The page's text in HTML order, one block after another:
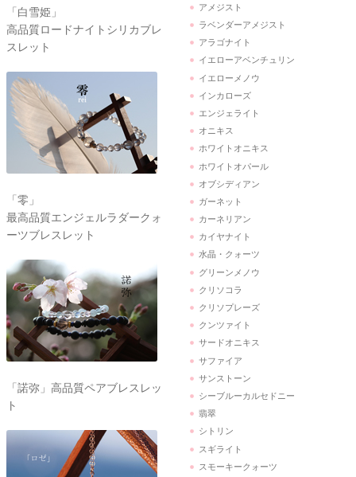
「白雪姫」
高品質ロードナイトシリカブレ
スレット
「零」
最高品質エンジェルラダークォ
ーツブレスレット
「諾弥」高品質ペアブレスレッ
ト
アメジスト
ラベンダーアメジスト
アラゴナイト
イエローアベンチュリン
イエローメノウ
インカローズ
エンジェライト
オニキス
ホワイトオニキス
ホワイトオパール
オブシディアン
ガーネット
カーネリアン
カイヤナイト
水晶・クォーツ
グリーンメノウ
クリソコラ
クリソプレーズ
クンツァイト
サードオニキス
サファイア
サンストーン
シーブルーカルセドニー
翡翠
シトリン
スギライト
スモーキークォーツ